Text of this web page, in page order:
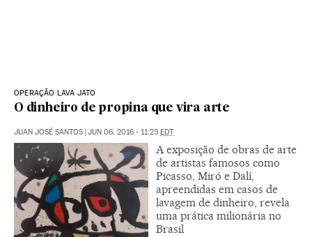
OPERAÇÃO LAVA JATO
O dinheiro de propina que vira arte
JUAN JOSÉ SANTOS JUN 06, 2016 - 11:23 EDT
A exposição de obras de arte
de artistas famosos como
Picasso, Miró e Dalí,
apreendidas em casos de
lavagem de dinheiro, revela
uma prática milionária no
Brasil